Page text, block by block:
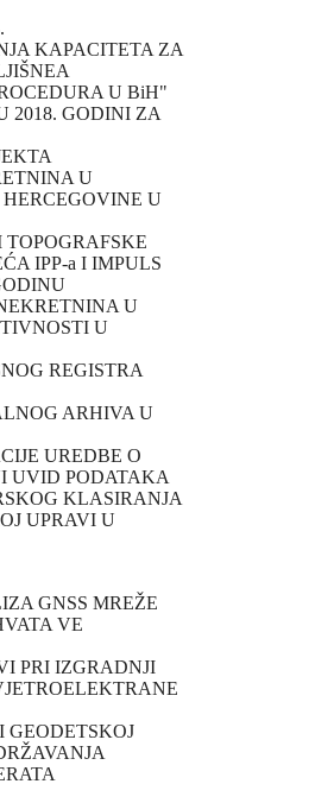
KAPACITETA ZA
U BiH"
2018. GODINI ZA
U
U
IPP-a I IMPULS
U
U
REGISTRA
ARHIVA U
UREDBE O
UVID PODATAKA
KLASIRANJA
UPRAVI U
GNSS MREŽE
VE
PRI IZGRADNJI
GEODETSKOJ